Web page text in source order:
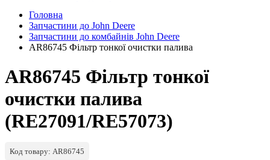
Головна
Запчастини до John Deere
Запчастини до комбайнів John Deere
AR86745 Фільтр тонкої очистки палива
AR86745 Фільтр тонкої
очистки палива
(RE27091/RE57073)
Код товару: AR86745